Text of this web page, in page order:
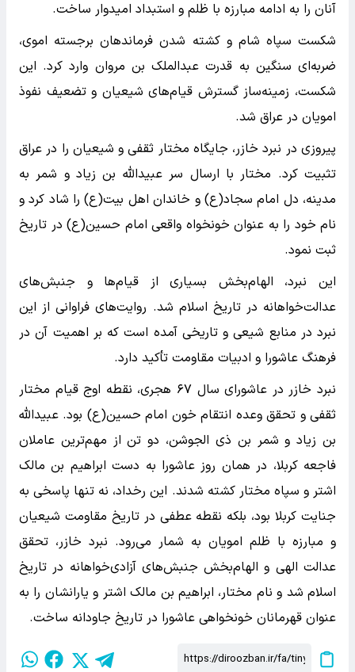
آنان را به ادامه مبارزه با ظلم و استبداد امیدوار ساخت.
شکست سپاه شام و کشته شدن فرماندهان برجسته اموی،
ضربه‌ای سنگین به قدرت عبدالملک بن مروان وارد کرد. این
شکست، زمینه‌ساز گسترش قیام‌های شیعیان و تضعیف نفوذ
امویان در عراق شد.
پیروزی در نبرد خازر، جایگاه مختار ثقفی و شیعیان را در عراق
تثبیت کرد. مختار با ارسال سر عبیدالله بن زیاد و شمر به
مدینه، دل امام سجاد(ع) و خاندان اهل بیت(ع) را شاد کرد و
نام خود را به عنوان خونخواه واقعی امام حسین(ع) در تاریخ
ثبت نمود.
این نبرد، الهام‌بخش بسیاری از قیام‌ها و جنبش‌های
عدالت‌خواهانه در تاریخ اسلام شد. روایت‌های فراوانی از این
نبرد در منابع شیعی و تاریخی آمده است که بر اهمیت آن در
فرهنگ عاشورا و ادبیات مقاومت تأکید دارد.
نبرد خازر در عاشورای سال ۶۷ هجری، نقطه اوج قیام مختار
ثقفی و تحقق وعده انتقام خون امام حسین(ع) بود. عبیدالله
بن زیاد و شمر بن ذی الجوشن، دو تن از مهم‌ترین عاملان
فاجعه کربلا، در همان روز عاشورا به دست ابراهیم بن مالک
اشتر و سپاه مختار کشته شدند. این رخداد، نه تنها پاسخی به
جنایت کربلا بود، بلکه نقطه عطفی در تاریخ مقاومت شیعیان
و مبارزه با ظلم امویان به شمار می‌رود. نبرد خازر، تحقق
عدالت الهی و الهام‌بخش جنبش‌های آزادی‌خواهانه در تاریخ
اسلام شد و نام مختار، ابراهیم بن مالک اشتر و یارانشان را به
عنوان قهرمانان خونخواهی عاشورا در تاریخ جاودانه ساخت.